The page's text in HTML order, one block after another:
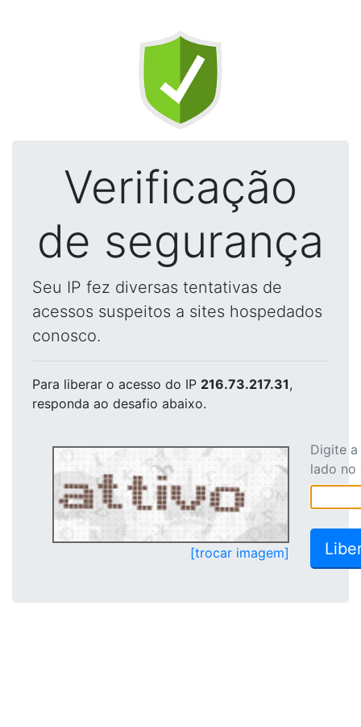
Verificação
de segurança
Seu IP fez diversas tentativas de
acessos suspeitos a sites hospedados
conosco.
Para liberar o acesso do IP 216.73.217.31,
responda ao desafio abaixo.
[trocar imagem]
Digite
lado no